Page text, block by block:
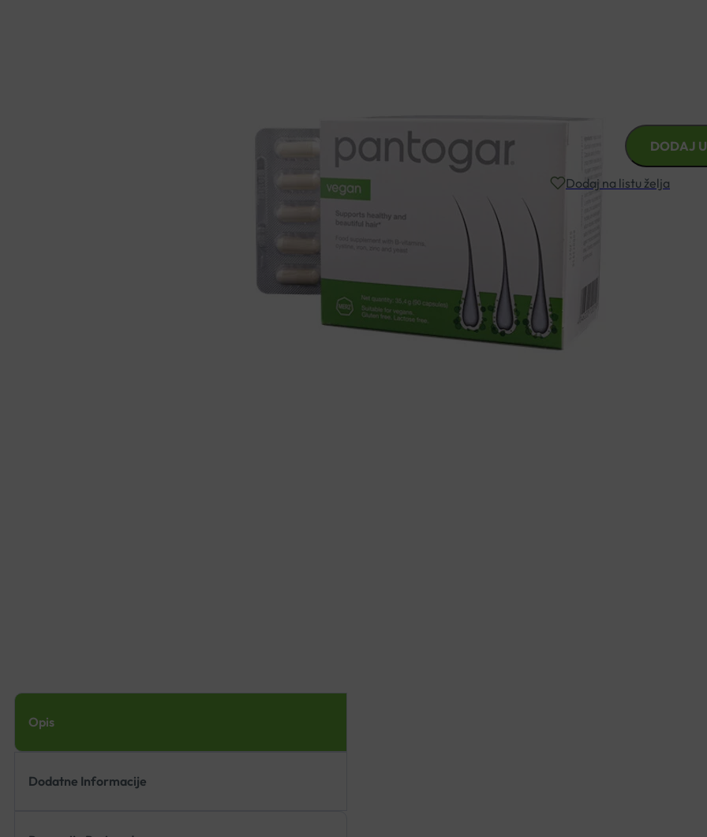
Pantogar® vegan kapsule
kose opskrbljuju iznutra
ZA
količina
DODAJ
Dodaj na listu želja
Rok isporuke: 2 – 5 dana
Opis
Dodatne Informacije